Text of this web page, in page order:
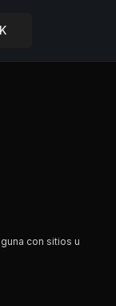
con sitios u